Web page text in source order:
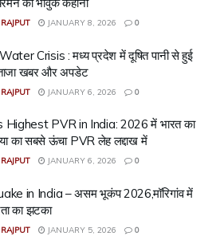
JANUARY 8, 2026 0
Crisis : मध्य प्रदेश में दूषित पानी से हुई
ताजा खबर और अपडेट
JANUARY 6, 2026 0
Highest PVR in India: 2026 में भारत का
का सबसे ऊंचा PVR लेह लद्दाख में
JANUARY 6, 2026 0
in India – असम भूकंप 2026,मॉरिगांव में
का झटका
JANUARY 5, 2026 0